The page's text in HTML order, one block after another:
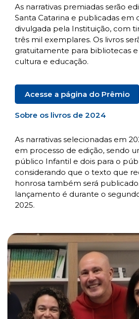
As narrativas premiadas serão
Santa Catarina e publicadas em
divulgada pela Instituição, com
três mil exemplares. Os livros
gratuitamente para bibliotecas
cultura e educação.
Acesse a página do Prêmio
Sobre os livros de 2024
As narrativas selecionadas em
em processo de edição, sendo
público Infantil e dois para o
considerando que o texto que
honrosa também será
lançamento é durante o
2025.